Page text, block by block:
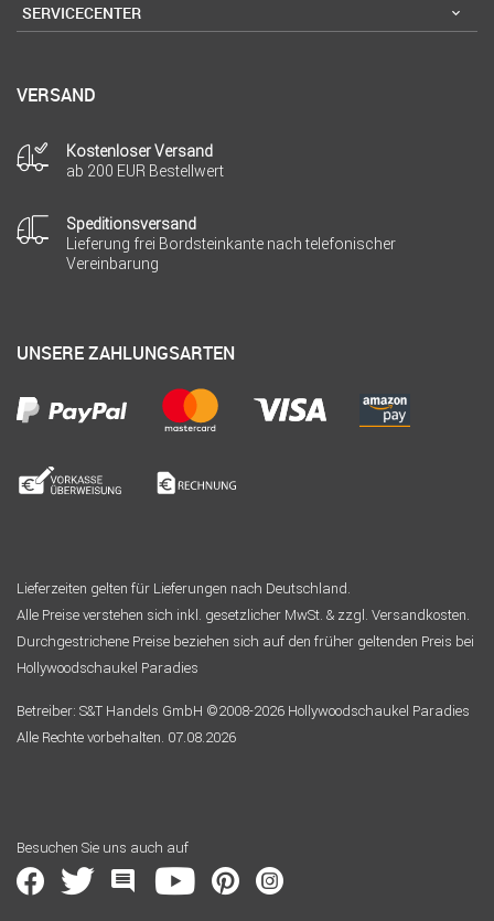
SERVICECENTER
VERSAND
Kostenloser Versand
ab 200 EUR Bestellwert
Speditionsversand
Lieferung frei Bordsteinkante nach telefonischer
Vereinbarung
UNSERE ZAHLUNGSARTEN
Lieferzeiten gelten für Lieferungen nach Deutschland.
Alle Preise verstehen sich inkl. gesetzlicher MwSt. & zzgl. Versandkosten.
Durchgestrichene Preise beziehen sich auf den früher geltenden Preis bei
Hollywoodschaukel Paradies
Betreiber: S&T Handels GmbH ©2008-2026 Hollywoodschaukel Paradies
Alle Rechte vorbehalten. 07.08.2026
Besuchen Sie uns auch auf